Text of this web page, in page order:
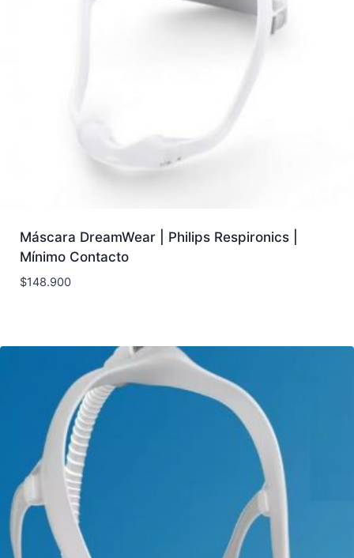
Máscara DreamWear | Philips Respironics |
Mínimo Contacto
$148.900